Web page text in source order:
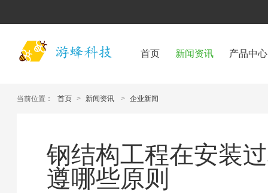
首页 新闻资讯 产品中心
当前位置： 首页 > 新闻资讯 > 企业新闻
钢结构工程在安装
遵哪些原则